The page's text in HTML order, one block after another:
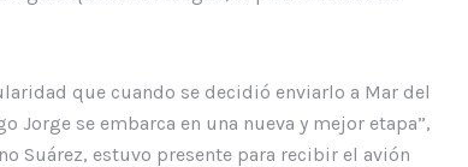
que cuando se decidió enviarlo a Mar del
se embarca en una nueva y mejor etapa”,
Suárez, estuvo presente para recibir el avión